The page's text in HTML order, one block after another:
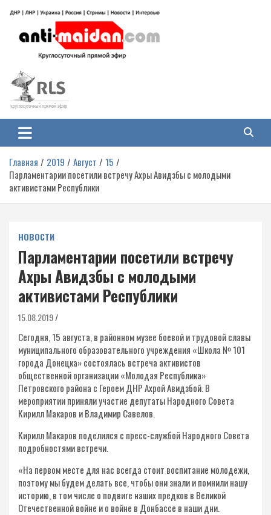
содержимому
Антимайдан: Гражданская война
на Украине
гражданской войне на Украине, включая события в Новороссии, ДНР,
ЛНР и других регионах.
Главная 2019 Август
15
Парламентарии посетили встречу Ахры Авидзбы с молодыми
активистами Республики
НОВОСТИ
Парламентарии посетили встречу
Ахры Авидзбы с молодыми
активистами Республики
15.08.2019
Сегодня, 15 августа, в районном музее боевой и трудовой славы
муниципального образовательного учреждения «Школа № 101
города Донецка» состоялась встреча активистов
общественной организации «Молодая Республика»
Петровского района с Героем ДНР Ахрой Авидзбой. В
мероприятии приняли участие депутаты Народного Совета
Кирилл Макаров и Владимир Савелов.
Кирилл Макаров поделился с пресс-службой Народного Совета
подробностями встречи.
«На первом месте для нас всегда стоит воспитание молодежи,
поэтому мы будем делать все, чтобы они знали и помнили нашу
историю, в том числе о подвиге наших предков в Великой
Отечественной войне и о войне в Донбассе в наши дни.